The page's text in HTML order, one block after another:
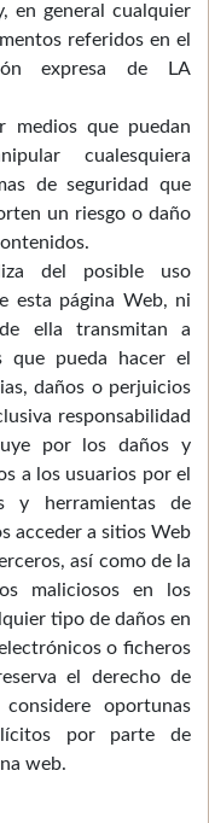
en general cualquier
referidos en el
expresa de LA
medios que puedan
cualesquiera
de seguridad que
un riesgo o daño
del posible uso
esta página Web, ni
ella transmitan a
pueda hacer el
daños o perjuicios
responsabilidad
por los daños y
a los usuarios por el
y herramientas de
acceder a sitios Web
así como de la
maliciosos en los
tipo de daños en
o ficheros
el derecho de
oportunas
por parte de
web.